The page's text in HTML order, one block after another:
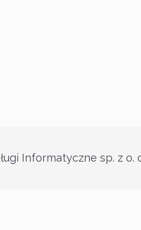
Informatyczne sp. z